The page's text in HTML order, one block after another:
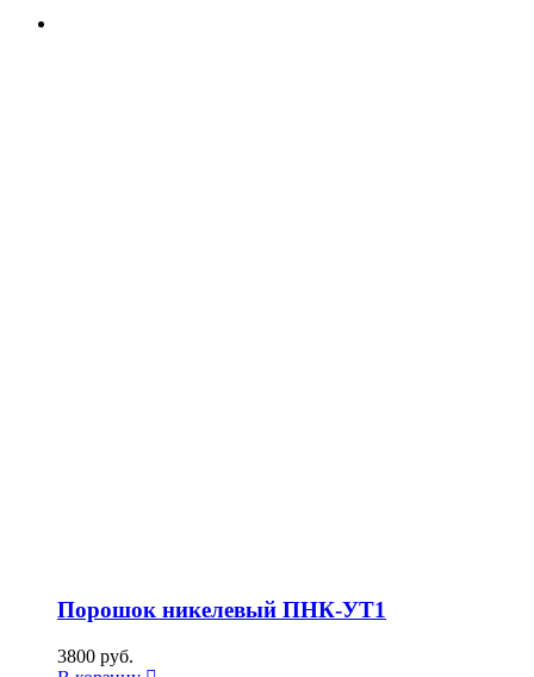
Порошок никелевый ПНК-УТ1
3800 руб.